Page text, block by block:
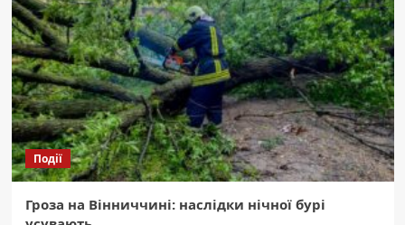
Події
Гроза на Вінниччині: наслідки нічної бурі